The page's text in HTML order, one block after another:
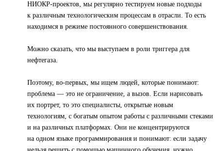
НИОКР-проектов, мы регулярно тестируем новые подходы
к различным технологическим процессам в отрасли. То есть
находимся в режиме постоянного совершенствования.
Можно сказать, что мы выступаем в роли триггера для
нефтегаза.
Поэтому, во-первых, мы ищем людей, которые понимают:
проблема — это не ограничение, а вызов. Если нарисовать
их портрет, то это специалисты, открытые новым
технологиям, с богатым опытом работы с различными стеками
и на различных платформах. Они не концентрируются
на одном языке программирования и понимают: если задачу